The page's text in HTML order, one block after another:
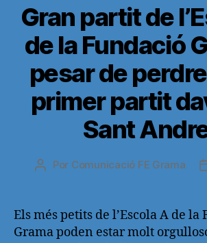
Gran partit de
de la Fundació
pesar de
primer partit
Sant
Autor
entrada
Por Comunicació FE Grama
Els més petits de l’Escola A de la
Grama poden estar molt